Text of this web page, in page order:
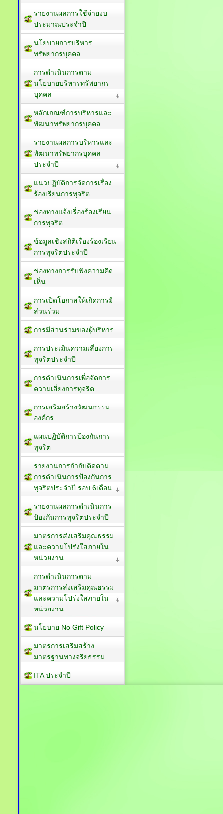
การใช้จ่ายงบประมาณ
ประจำปี รอบ 6 เดือน
รายงานผลการใช้จ่ายงบ
ประมาณประจำปี
นโยบายการบริหาร
ทรัพยากรบุคคล
การดำเนินการตาม
นโยบายบริหารทรัพยากร
บุคคล
หลักเกณฑ์การบริหารและ
พัฒนาทรัพยากรบุคคล
รายงานผลการบริหารและ
พัฒนาทรัพยากรบุคคล
ประจำปี
แนวปฏิบัติการจัดการเรื่อง
ร้องเรียนการทุจริต
ช่องทางแจ้งเรื่องร้องเรียน
การทุจริต
ข้อมูลเชิงสถิติเรื่องร้องเรียน
การทุจริตประจำปี
ช่องทางการรับฟังความคิด
เห็น
การเปิดโอกาสให้เกิดการมี
ส่วนร่วม
การมีส่วนร่วมของผู้บริหาร
การประเมินความเสี่ยงการ
ทุจริตประจำปี
การดำเนินการเพื่อจัดการ
ความเสี่ยงการทุจริต
การเสริมสร้างวัฒนธรรม
องค์กร
แผนปฏิบัติการป้องกันการ
ทุจริต
รายงานการกำกับติดตาม
การดำเนินการป้องกันการ
ทุจริตประจำปี รอบ 6เดือน
รายงานผลการดำเนินการ
ป้องกันการทุจริตประจำปี
มาตรการส่งเสริมคุณธรรม
และความโปร่งใสภายใน
หน่วยงาน
การดำเนินการตาม
มาตรการส่งเสริมคุณธรรม
และความโปร่งใสภายใน
หน่วยงาน
นโยบาย No Gift Policy
มาตรการเสริมสร้าง
มาตรฐานทางจริยธรรม